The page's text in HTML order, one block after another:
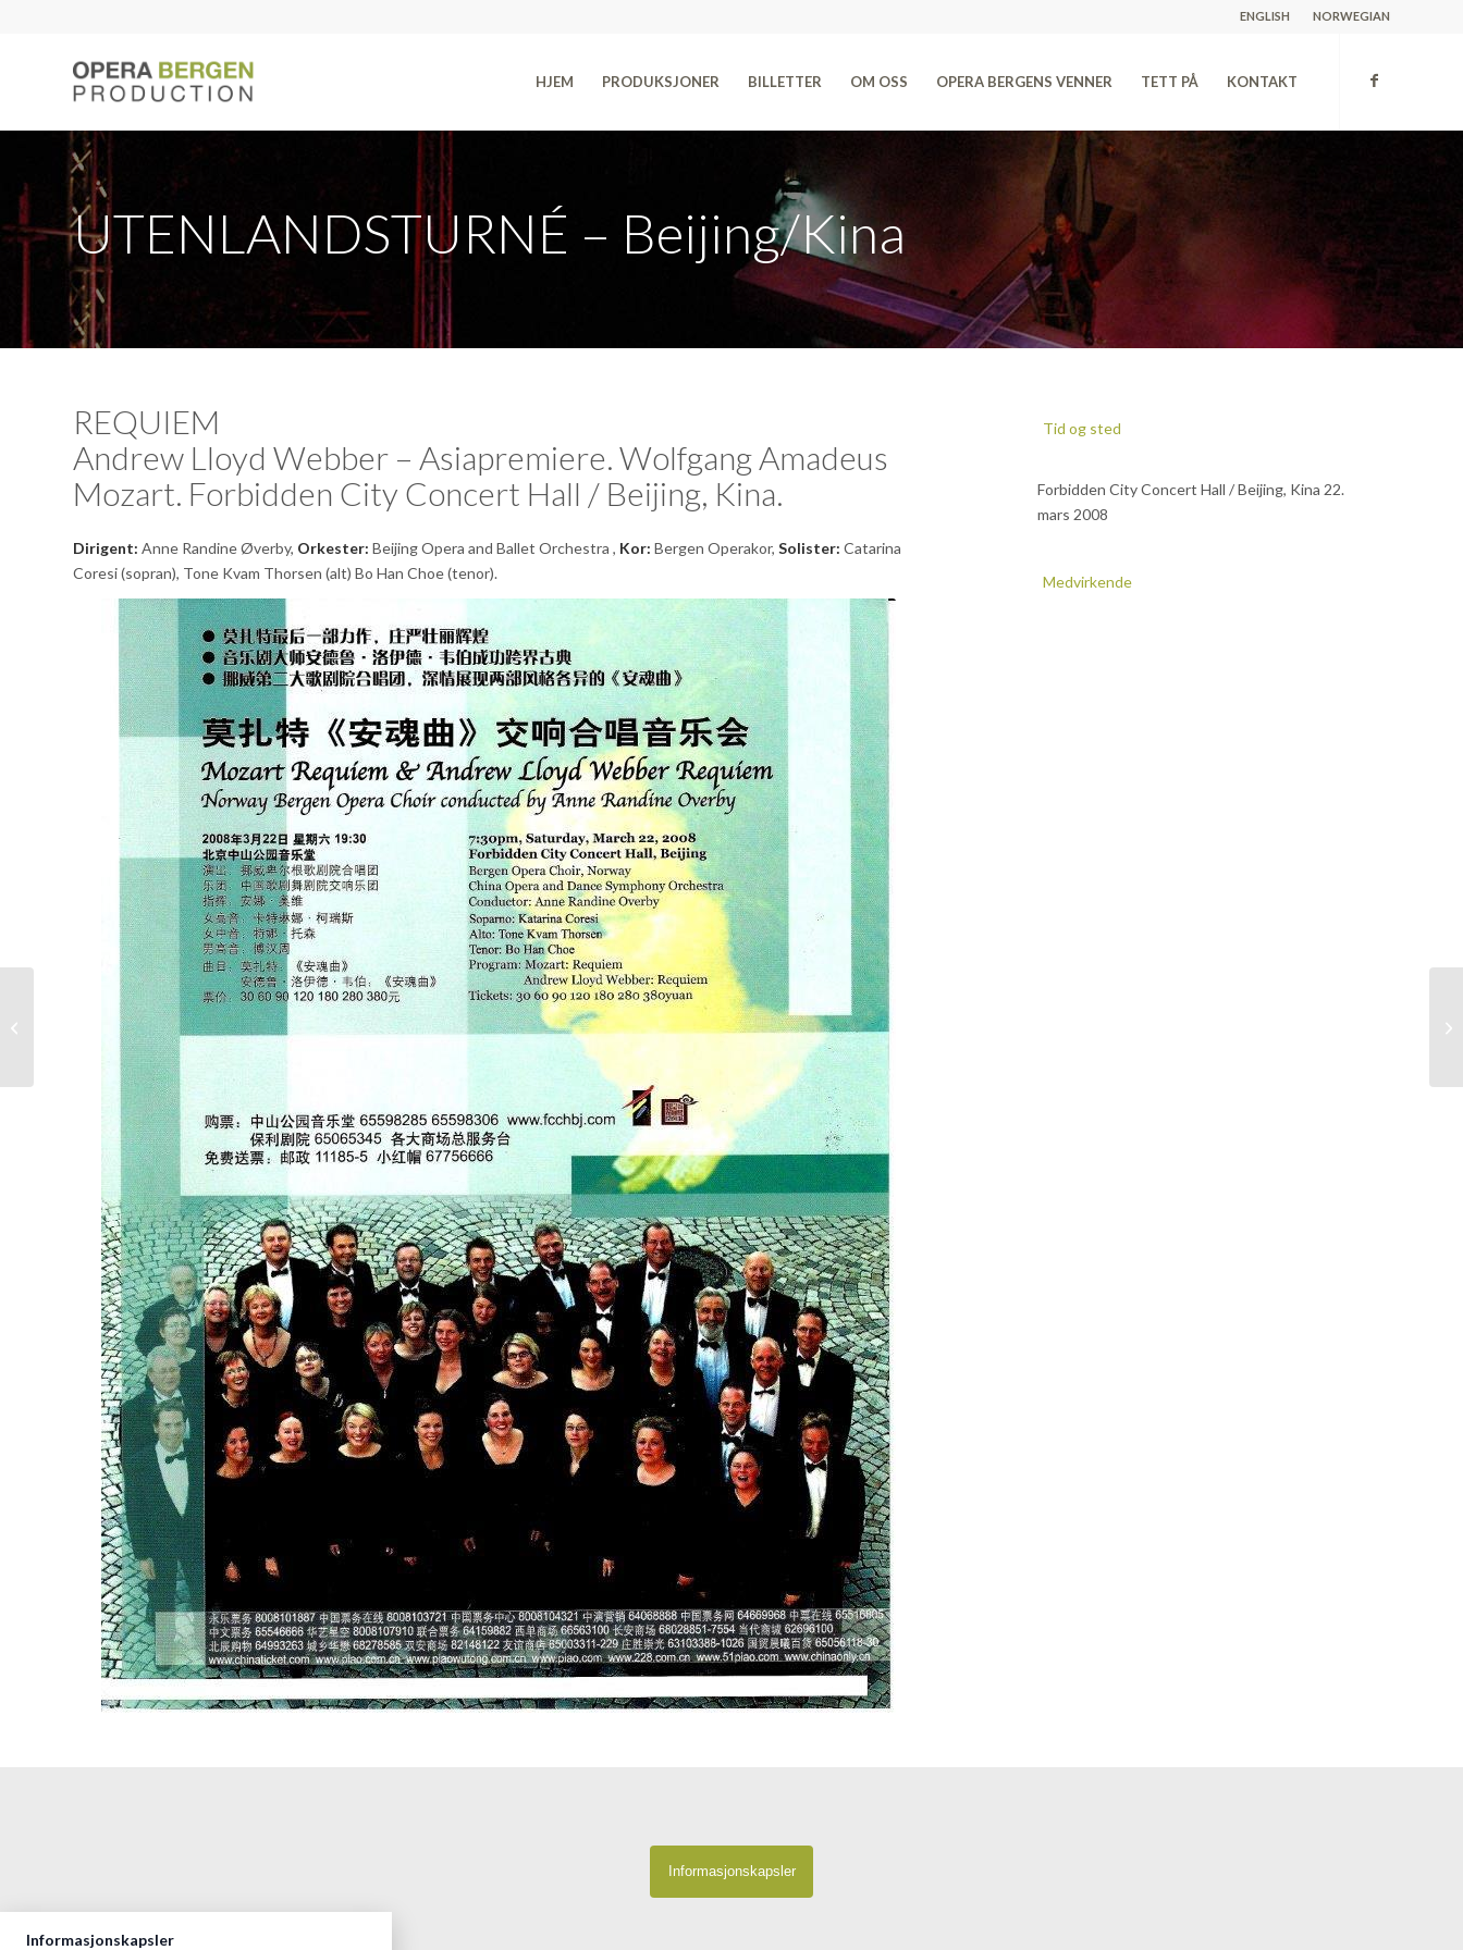
ENGLISH NORWEGIAN
HJEM PRODUKSJONER BILLETTER OM OSS OPERA BERGENS VENNER TETT PÅ KONTAKT
UTENLANDSTURNÉ – Beijing/Kina
REQUIEM
Andrew Lloyd Webber – Asiapremiere. Wolfgang Amadeus
Mozart. Forbidden City Concert Hall / Beijing, Kina.
Dirigent: Anne Randine Øverby, Orkester: Beijing Opera and Ballet Orchestra , Kor: Bergen Operakor, Solister: Catarina
Coresi (sopran), Tone Kvam Thorsen (alt) Bo Han Choe (tenor).
Tid og sted
Forbidden City Concert Hall / Beijing, Kina 22.
mars 2008
Medvirkende
Informasjonskapsler
MASKEBALLET – 07